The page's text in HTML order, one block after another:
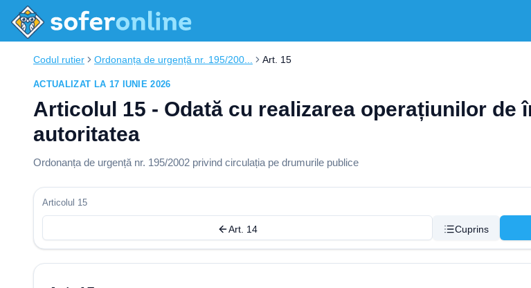
Codul rutier Ordonanța de urgență nr. 195/200... Art. 15
ACTUALIZAT LA 17 IUNIE 2026
Articolul 15 - Odată cu realizarea operațiunilor de
autoritatea
Ordonanța de urgență nr. 195/2002 privind circulația pe drumurile publice
Articolul 15
Art. 14 Cuprins